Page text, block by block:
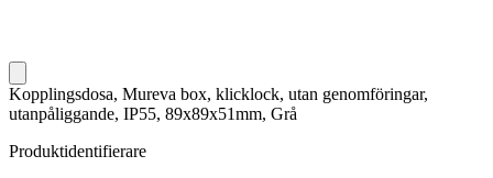
Kopplingsdosa, Mureva box, klicklock, utan genomföringar,
utanpåliggande, IP55, 89x89x51mm, Grå
Produktidentifierare